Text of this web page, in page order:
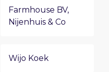
Farmhouse BV,
Nijenhuis & Co
Wijo Koek